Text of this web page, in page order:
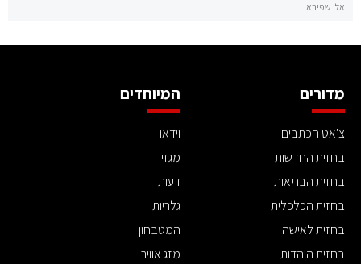
אלי שפירא
מדורים
צ'אט הכתבים
בחזית החדשות
בחזית הבריאות
בחזית הכלכלית
בחזית לאישה
בחזית היהדות
המיוחדים
וידאו
מגזין
דעות
גלריות
המטבחון
מזג אוויר